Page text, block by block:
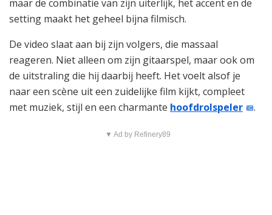
maar de combinatie van zijn uiterlijk, het accent en de
setting maakt het geheel bijna filmisch.
De video slaat aan bij zijn volgers, die massaal
reageren. Niet alleen om zijn gitaarspel, maar ook om
de uitstraling die hij daarbij heeft. Het voelt alsof je
naar een scène uit een zuidelijke film kijkt, compleet
met muziek, stijl en een charmante hoofdrolspeler .
▼ Ad by Refinery89